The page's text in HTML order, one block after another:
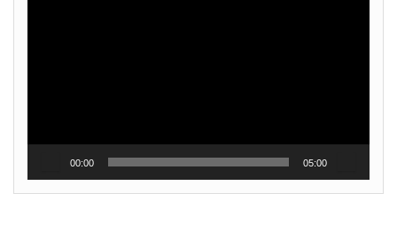
00:00 05:00